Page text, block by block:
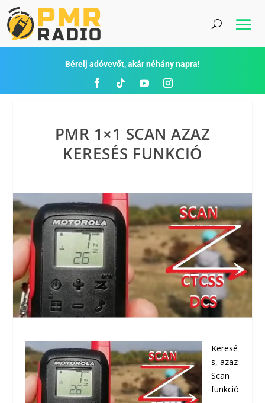
Bérelj adóvevőt, akár néhány napra!
PMR 1×1 SCAN AZAZ
KERESÉS FUNKCIÓ
Keresé
s, azaz
Scan
funkció